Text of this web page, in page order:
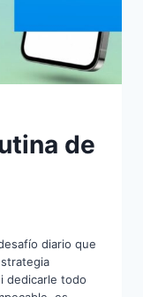
de
diario que
dedicarle todo